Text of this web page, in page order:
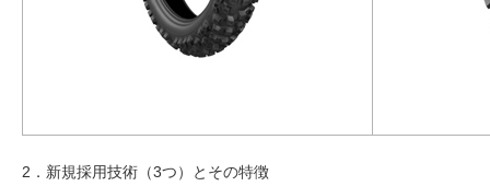
2．新規採用技術（3つ）とその特徴